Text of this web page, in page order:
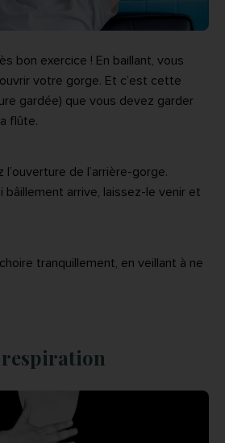
bon exercice ! En baillant, vous
votre gorge. Et c’est cette
gardée) que vous devez garder
flûte.
de l’arrière-gorge.
bâillement arrive, laissez-le venir et
tranquillement, en veillant à ne
respiration